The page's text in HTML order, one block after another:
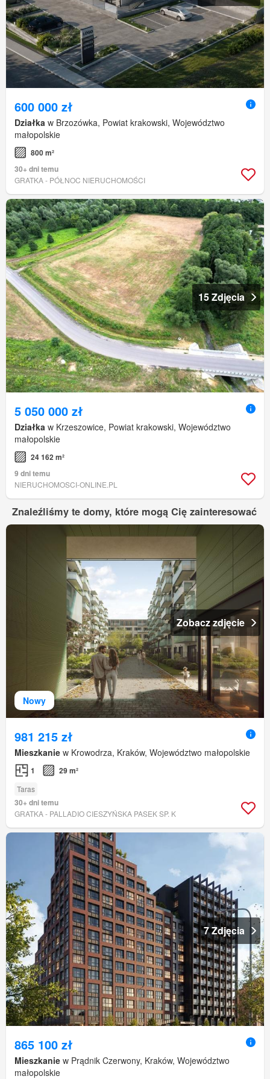
600 000 zł
Działka w Brzozówka, Powiat krakowski, Województwo
małopolskie
800 m²
30+ dni temu
GRATKA - PÓŁNOC NIERUCHOMOŚCI
15 Zdjęcia
5 050 000 zł
Działka w Krzeszowice, Powiat krakowski, Województwo
małopolskie
24 162 m²
9 dni temu
NIERUCHOMOSCI-ONLINE.PL
Znaleźliśmy te domy, które mogą Cię zainteresować
Nowy
Zobacz zdjęcie
981 215 zł
Mieszkanie w Krowodrza, Kraków, Województwo małopolskie
1 29 m²
Taras
30+ dni temu
GRATKA - PALLADIO CIESZYŃSKA PASEK SP. K
7 Zdjęcia
865 100 zł
Mieszkanie w Prądnik Czerwony, Kraków, Województwo
małopolskie